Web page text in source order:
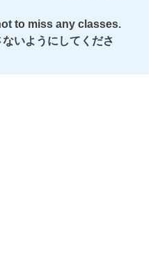
to miss any classes.
ないようにしてくださ